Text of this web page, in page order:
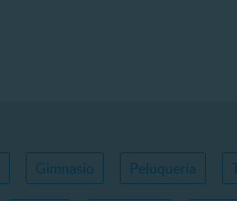
Gimnasio Peluquería